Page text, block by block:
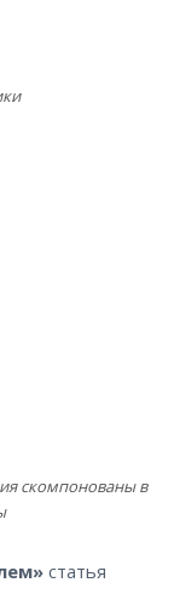
скомпонованы в
статья